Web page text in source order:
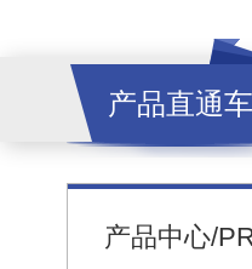
产品直通车
产品中心/